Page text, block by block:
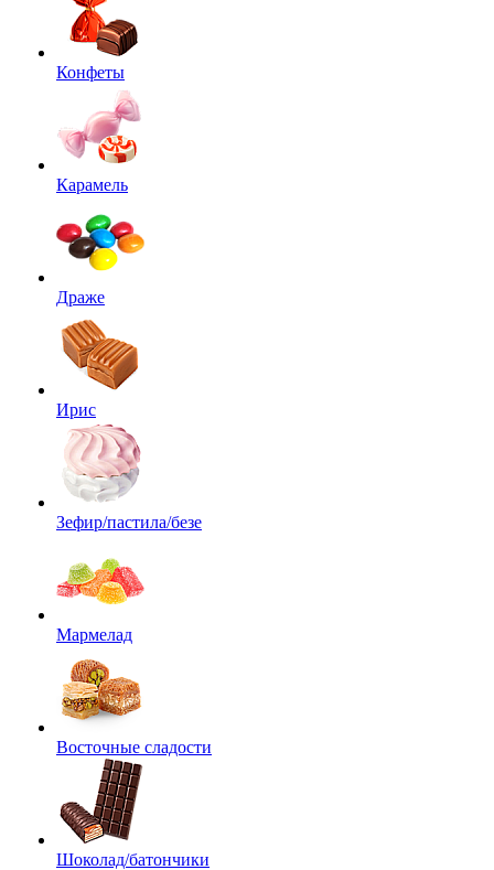
Конфеты
Карамель
Драже
Ирис
Зефир/пастила/безе
Мармелад
Восточные сладости
Шоколад/батончики